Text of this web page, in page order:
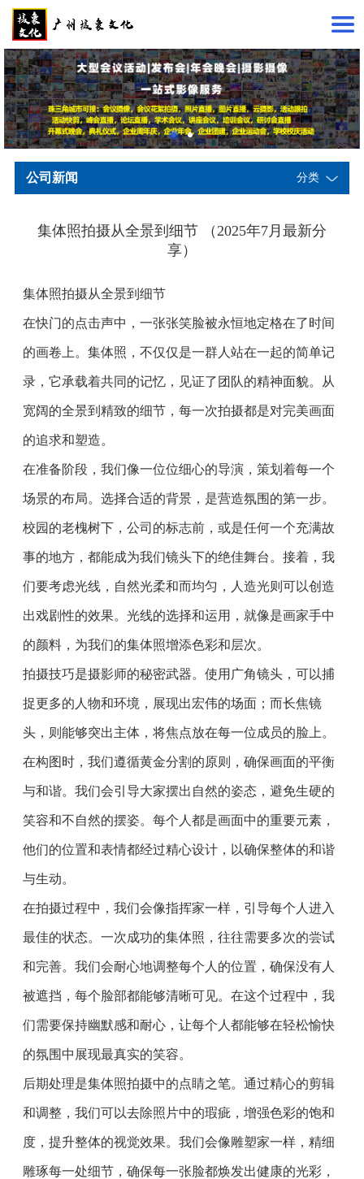
公司新闻 分类
集体照拍摄从全景到细节 （2025年7月最新分
享）
集体照拍摄从全景到细节
在快门的点击声中，一张张笑脸被永恒地定格在了时间
的画卷上。集体照，不仅仅是一群人站在一起的简单记
录，它承载着共同的记忆，见证了团队的精神面貌。从
宽阔的全景到精致的细节，每一次拍摄都是对完美画面
的追求和塑造。
在准备阶段，我们像一位位细心的导演，策划着每一个
场景的布局。选择合适的背景，是营造氛围的第一步。
校园的老槐树下，公司的标志前，或是任何一个充满故
事的地方，都能成为我们镜头下的绝佳舞台。接着，我
们要考虑光线，自然光柔和而均匀，人造光则可以创造
出戏剧性的效果。光线的选择和运用，就像是画家手中
的颜料，为我们的集体照增添色彩和层次。
拍摄技巧是摄影师的秘密武器。使用广角镜头，可以捕
捉更多的人物和环境，展现出宏伟的场面；而长焦镜
头，则能够突出主体，将焦点放在每一位成员的脸上。
在构图时，我们遵循黄金分割的原则，确保画面的平衡
与和谐。我们会引导大家摆出自然的姿态，避免生硬的
笑容和不自然的摆姿。每个人都是画面中的重要元素，
他们的位置和表情都经过精心设计，以确保整体的和谐
与生动。
在拍摄过程中，我们会像指挥家一样，引导每个人进入
最佳的状态。一次成功的集体照，往往需要多次的尝试
和完善。我们会耐心地调整每个人的位置，确保没有人
被遮挡，每个脸部都能够清晰可见。在这个过程中，我
们需要保持幽默感和耐心，让每个人都能够在轻松愉快
的氛围中展现最真实的笑容。
后期处理是集体照拍摄中的点睛之笔。通过精心的剪辑
和调整，我们可以去除照片中的瑕疵，增强色彩的饱和
度，提升整体的视觉效果。我们会像雕塑家一样，精细
雕琢每一处细节，确保每一张脸都焕发出健康的光彩，